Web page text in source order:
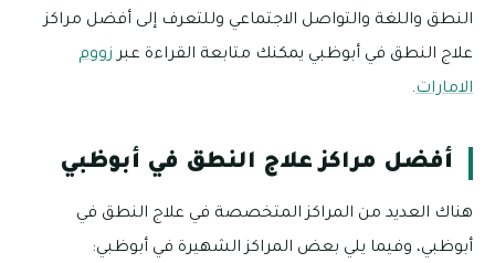
النطق واللغة والتواصل الاجتماعي وللتعرف إلى أفضل مراكز
علاج النطق في أبوظبي يمكنك متابعة القراءة عبر زووم
الامارات.
أفضل مراكز علاج النطق في أبوظبي
هناك العديد من المراكز المتخصصة في علاج النطق في
أبوظبي، وفيما يلي بعض المراكز الشهيرة في أبوظبي: